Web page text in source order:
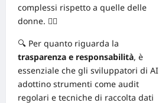
complessi rispetto a quelle delle
donne. 👩‍⚕️
🔍 Per quanto riguarda la
trasparenza e responsabilità, è
essenziale che gli sviluppatori di AI
adottino strumenti come audit
regolari e tecniche di raccolta dati